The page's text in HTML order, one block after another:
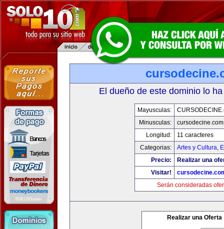
El dueño de este dominio lo
Mayusculas:
Minusculas:
cursodecine.com
Longitud:
11 caracteres
Categorias:
Artes y Cultura,
Precio:
Realizar una
Visitar!
Serán consideradas
Realizar una Oferta